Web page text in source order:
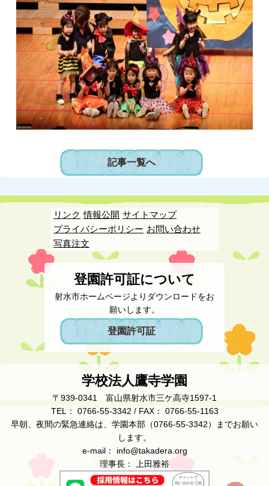
記事一覧へ
リンク 情報公開 サイトマップ
プライバシーポリシー お問い合わせ
写真注文
登園許可証について
射水市ホームページよりダウンロードをお
願いします。
登園許可証
学校法人鷹寺学園
〒939-0341 富山県射水市三ケ高寺1597-1
TEL： 0766-55-3342 / FAX： 0766-55-1163
早朝、夜間の緊急連絡は、学園本部（0766-55-3342）までお願い
します。
e-mail： info@takadera.org
理事長： 上田雅裕